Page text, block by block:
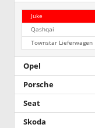
Juke
Qashqai
Townstar Lieferwagen
Opel
Porsche
Seat
Skoda